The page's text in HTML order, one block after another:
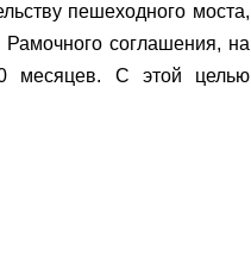
пешеходного моста,
соглашения, на
месяцев. С этой целью